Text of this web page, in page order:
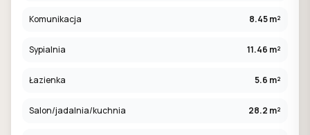
Komunikacja 8.45 m²
Sypialnia 11.46 m²
Łazienka 5.6 m²
Salon/jadalnia/kuchnia 28.2 m²